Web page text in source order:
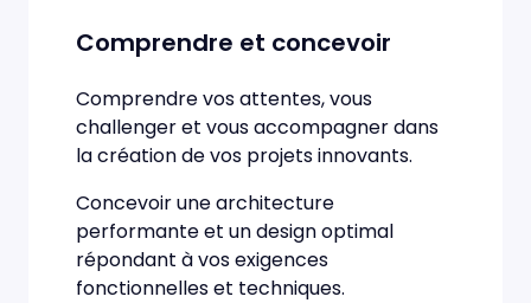
Comprendre et concevoir
Comprendre vos attentes, vous
challenger et vous accompagner dans
la création de vos projets innovants.
Concevoir une architecture
performante et un design optimal
répondant à vos exigences
fonctionnelles et techniques.